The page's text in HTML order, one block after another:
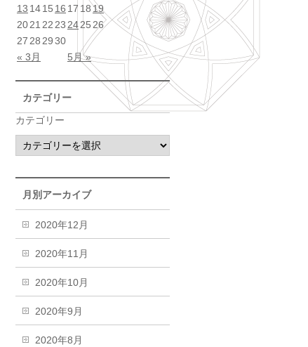
« 3月 5月 »
13 1415 16 17 1819
20212223242526
27282930
カテゴリー
カテゴリー
月別アーカイブ
2020年12月
2020年11月
2020年10月
2020年9月
2020年8月